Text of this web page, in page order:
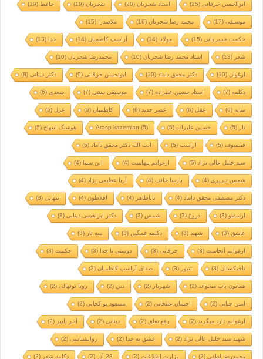
ابوالحسن خرقانی(25) استاد شجریان(20) شجریان(19) حافظ (19)
موسیقی(17) محمد رضا شجریان(16) ملاصدرا (15)
حکمت خسروانی(15) مولانا (14) آراسپ کاظمیان(14) خدا (13)
شعر (13) استاد محمد رضا شجریان(10) محمدرضا شجریان(10)
ارغوان(10) دکتر محقق داماد (10) ابولحسن خرقانی(9) دکتر دینانی(8)
دکلمه(7) استاد حسین علیزاده(7) موسیقی سنتی(7) سعدی(6)
سایه(6) عقل (6) عصر جدید (6) کاظمیان(5) غزل (5)
تار (5) حسین علیزاده(5)
Arasp kazemian (5) هوشنگ ابتهاج(5)
فیلسوف(5) آراسپ(5) آیت الله دکتر محقق داماد (5)
سید خلیل عالی نژاد (5) ارغوانم تنهاست(4) ابن سینا (4)
شمس تبریزی(4) پارسا خائف(4) آریا عظیمی نژاد (4)
دکتر مصطفی محقق داماد (4) باباطاهر (4) افلاطون(4) تنهایی(3)
ارسطو (3) دروغ (3) شمس (3) دکتر ابراهیمی دینانی(3)
عاشق (3) شهید (3) دکلمه غمگین (3) سه تار (3)
ارغوانم آنجاست(3) خرقانی(3) دوستی با خدا (3) حکمت(3)
تاجیکستان(3) تنبور (3) صدای آراسپ کاظمیان(3)
همایون پاپ میخواند (2) شهریار (2) دین (2) رویا نونهالی(2)
امین حیایی(2) احسان علیخانی(2) مسعود تو کجایی(2)
ارغوانم دارد میگرید (2) رفع تعلق (2) دینانی(2) آخر پاییز (2)
شهید سید خلیل عالی نژاد (2) عشق به خدا (2) روانشناسی(2)
محمدرضا لطفی(2) وزارت اطلاعات(2) 28 آذر (2) دکلمه شعر (2)